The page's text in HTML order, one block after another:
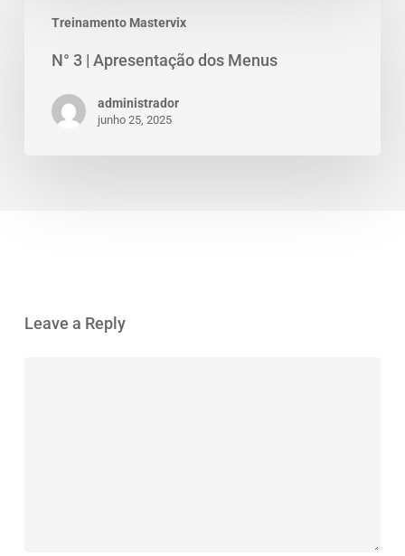
Treinamento Mastervix
N° 3 | Apresentação dos Menus
administrador
junho 25, 2025
Leave a Reply